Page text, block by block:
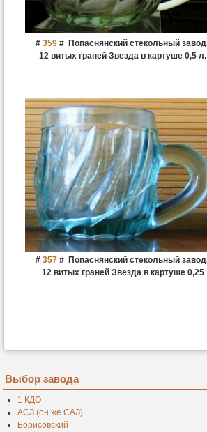
# 359#
Попаснянский стекольный
12 витых граней Звезда в картуше 0,5 л.
# 357#
Попаснянский стекольный
12 витых граней Звезда в картуше 0,25
Выбор завода
1 КДО
АСЗ (он же САЗ)
Борисовский